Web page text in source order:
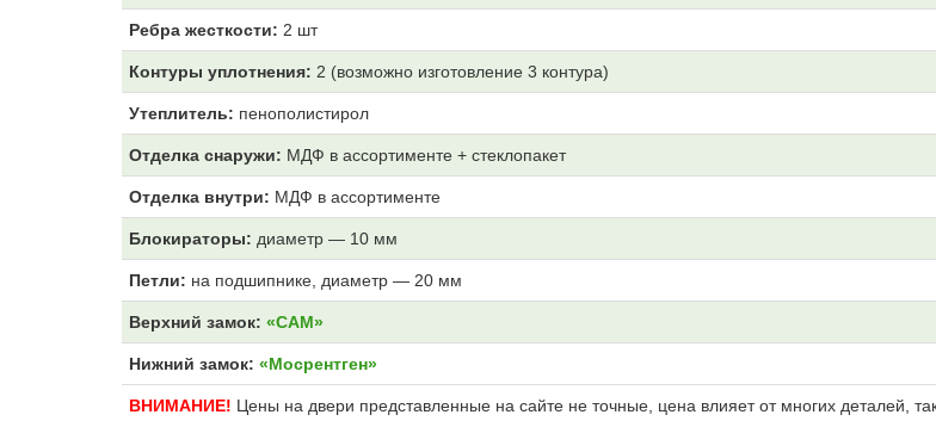
Ребра жесткости: 2 шт
Контуры уплотнения: 2 (возможно изготовление 3 контура)
Утеплитель: пенополистирол
Отделка снаружи: МДФ в ассортименте + стеклопакет
Отделка внутри: МДФ в ассортименте
Блокираторы: диаметр — 10 мм
Петли: на подшипнике, диаметр — 20 мм
Верхний замок: «САМ»
Нижний замок: «Мосрентген»
ВНИМАНИЕ! Цены на двери представленные на сайте не точные, цена влияет от многих деталей,